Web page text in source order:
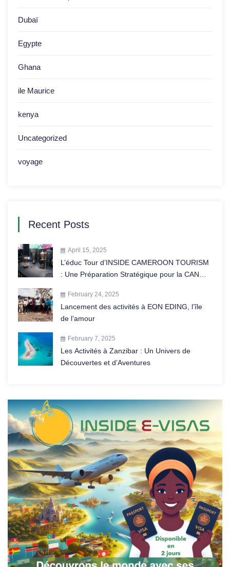
Dubaï
Egypte
Ghana
ile Maurice
kenya
Uncategorized
voyage
Recent Posts
April 15, 2025
L’éduc Tour d’INSIDE CAMEROON TOURISM
: Une Préparation Stratégique pour la CAN
February 24, 2025
Lancement des activités à EON EDING, l’île
de l’amour
February 7, 2025
Les Activités à Zanzibar : Un Univers de
Découvertes et d’Aventures